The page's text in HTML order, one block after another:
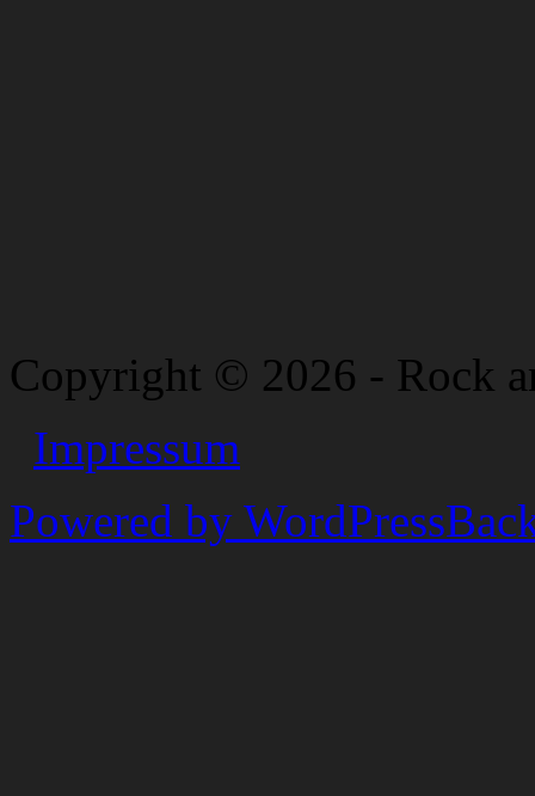
Copyright © 2026 - Rock
Impressum
Powered by WordPress